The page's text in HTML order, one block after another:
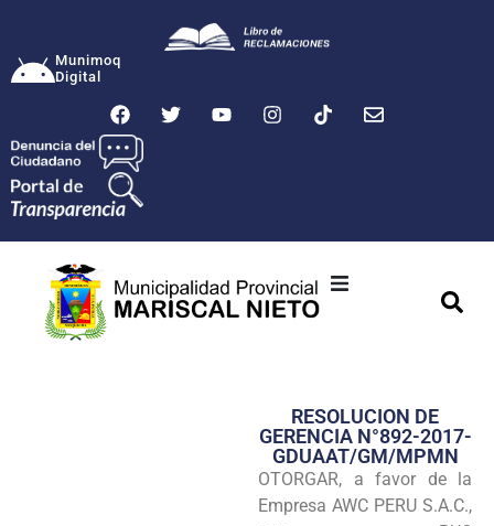
Munimoq
Digital
Transparencia
Seguridad
RESOLUCION DE
GERENCIA N°892-2017-
GDUAAT/GM/MPMN
OTORGAR, a favor de la
Empresa AWC PERU S.A.C.,